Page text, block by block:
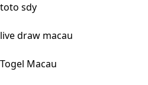
toto sdy
live draw macau
Togel Macau